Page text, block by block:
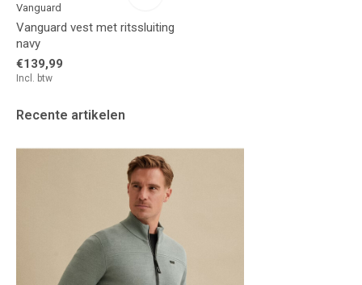
Vanguard
Vanguard vest met ritssluiting
navy
€139,99
Incl. btw
Recente artikelen